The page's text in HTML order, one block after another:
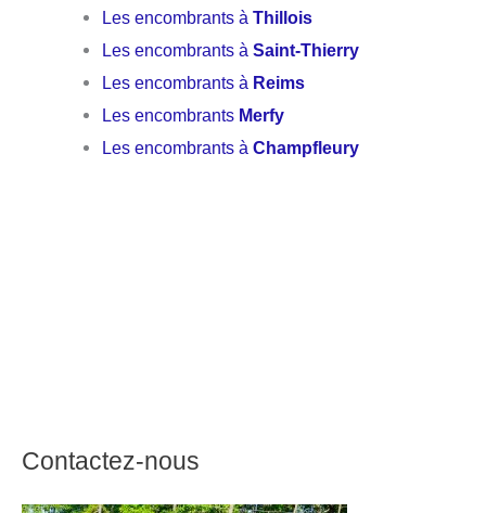
Les encombrants àThillois
Les encombrants àSaint-Thierry
Les encombrants à Reims
Les encombrants Merfy
Les encombrants àChampfleury
Contactez-nous